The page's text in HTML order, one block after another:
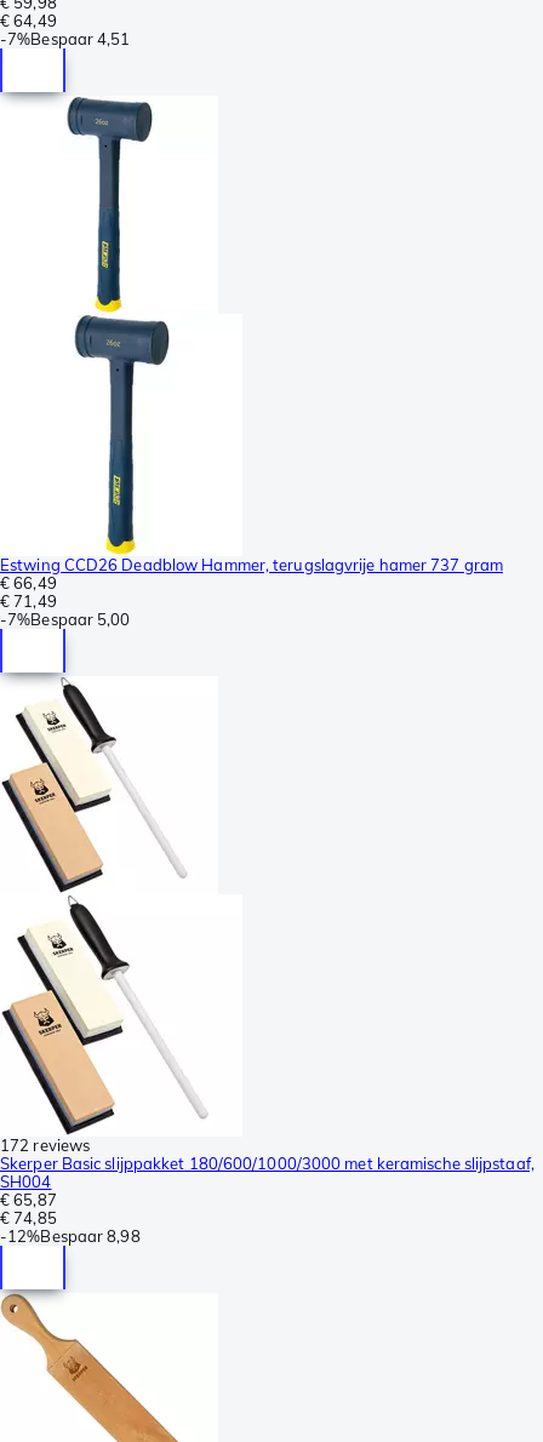
€ 64,49
-7%Bespaar4,51
Estwing CCD26 Deadblow Hammer, terugslagvrije hamer 737 gram
€ 66,49
€ 71,49
-7%Bespaar 5,00
172 reviews
Skerper Basic slijppakket 180/600/1000/3000 met keramische slijpstaaf,
SH004
€ 65,87
€ 74,85
-12%Bespaar 8,98